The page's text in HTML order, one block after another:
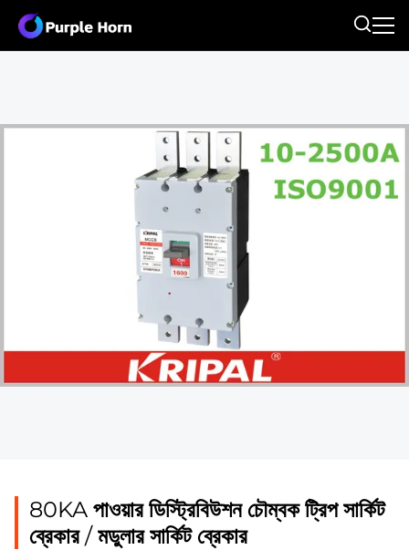
80KA পাওয়ার ডিস্ট্রিবিউশন চৌম্বক ট্রিপ সার্কিট
ব্রেকার / মডুলার সার্কিট ব্রেকার